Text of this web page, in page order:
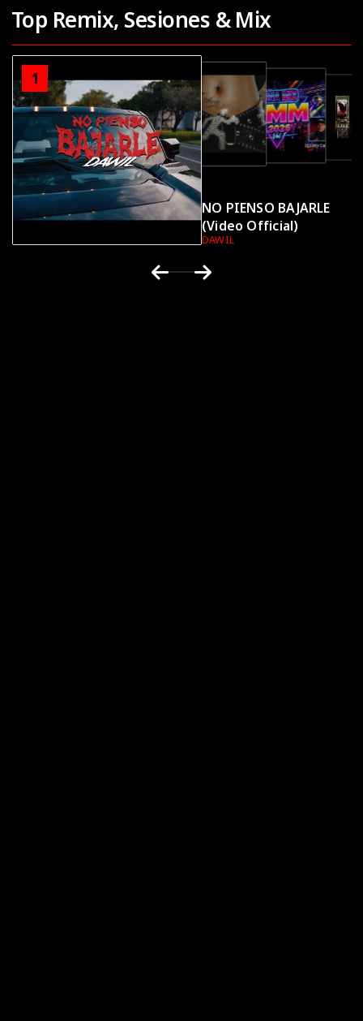
Top Remix, Sesiones & Mix
1
NO PIENSO BAJARLE
(Video Official)
DAWIL
4